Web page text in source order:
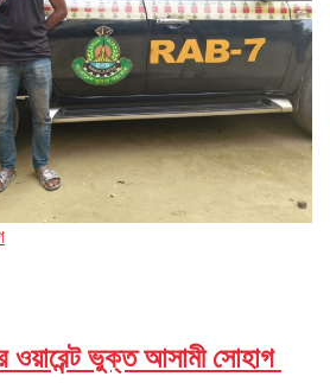
ওয়ারেন্ট ভুক্ত আসামী সোহাগ